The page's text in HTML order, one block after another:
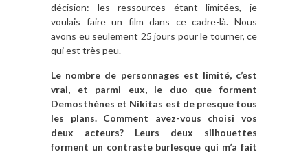
décision: les ressources étant limitées, je
voulais faire un film dans ce cadre-là. Nous
avons eu seulement 25 jours pour le tourner, ce
qui est très peu.
Le nombre de personnages est limité, c’est
vrai, et parmi eux, le duo que forment
Demosthènes et Nikitas est de presque tous
les plans. Comment avez-vous choisi vos
deux acteurs? Leurs deux silhouettes
forment un contraste burlesque qui m’a fait